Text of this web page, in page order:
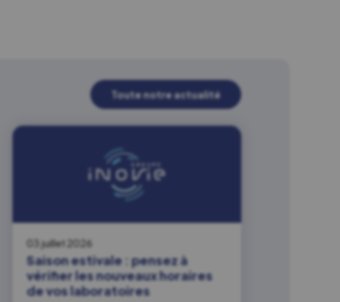
Toute notre actualité
03 juillet 2026
Saison estivale : pensez à
vérifier les nouveaux horaires
de vos laboratoires